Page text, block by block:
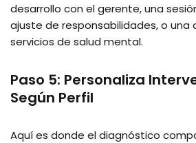
desarrollo con el gerente, una
ajuste de responsabilidades, o una
servicios de salud mental.
Paso 5: Personaliza
Según Perfil
Aquí es donde el diagnóstico